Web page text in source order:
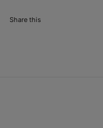
Share this